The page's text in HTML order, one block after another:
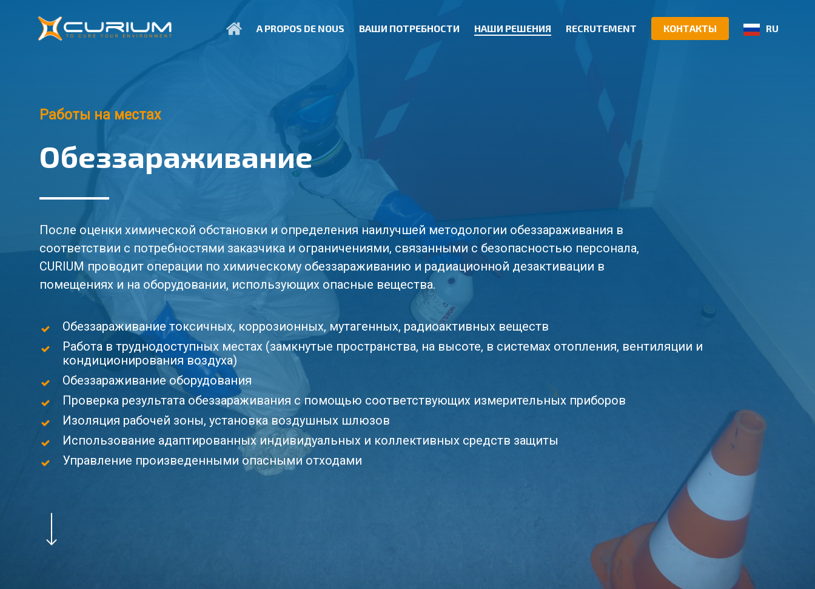
основному
A PROPOS DE NOUS ВАШИ ПОТРЕБНОСТИ НАШИ РЕШЕНИЯ RECRUTEMENT КОНТАКТЫ RU
Работы на местах
Обеззараживание
После оценки химической обстановки и определения наилучшей методологии обеззараживания в
соответствии с потребностями заказчика и ограничениями, связанными с безопасностью персонала,
CURIUM проводит операции по химическому обеззараживанию и радиационной дезактивации в
помещениях и на оборудовании, использующих опасные вещества.
Обеззараживание токсичных, коррозионных, мутагенных, радиоактивных веществ
Работа в труднодоступных местах (замкнутые пространства, на высоте, в системах отопления, вентиляции и
кондиционирования воздуха)
Обеззараживание оборудования
Проверка результата обеззараживания с помощью соответствующих измерительных приборов
Изоляция рабочей зоны, установка воздушных шлюзов
Использование адаптированных индивидуальных и коллективных средств защиты
Управление произведенными опасными отходами